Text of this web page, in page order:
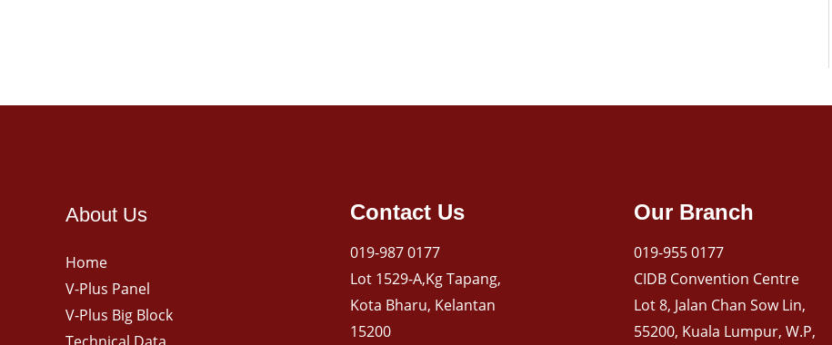
About Us
Home
V-Plus Panel
V-Plus Big Block
Contact Us
019-987 0177
Lot 1529-A,Kg Tapang,
Kota Bharu, Kelantan
15200
Our Branch
019-955 0177
CIDB Convention Centre
Lot 8, Jalan Chan Sow Lin,
55200, Kuala Lumpur, W.P,